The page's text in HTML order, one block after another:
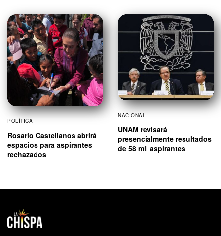
POLÍTICA
Rosario Castellanos abrirá
espacios para aspirantes
rechazados
NACIONAL
UNAM revisará
presencialmente resultados
de 58 mil aspirantes